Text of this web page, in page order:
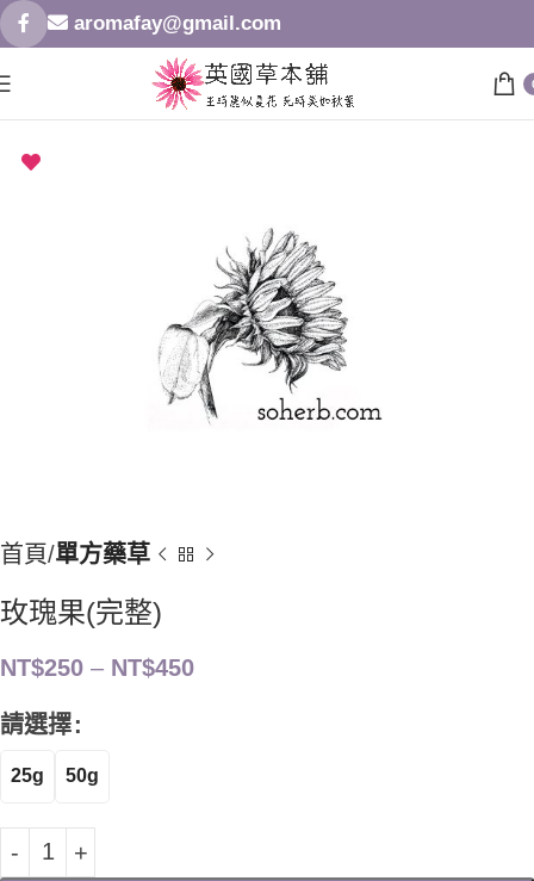
aromafay@gmail.com
首頁 單方藥草
玫瑰果(完整)
NT$250 – NT$450
請選擇
25g 50g